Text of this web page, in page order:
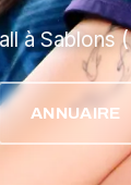
à Sablons
ANNUAIRE